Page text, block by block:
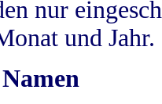
nur
und Jahr.